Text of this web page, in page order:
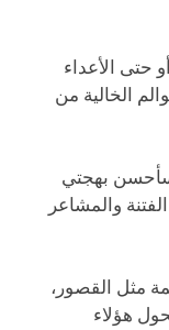
أو حتى الأعداء
الخالية من
سأحسن بهجتي
والمشاعر
مثل القصور،
هؤلاء